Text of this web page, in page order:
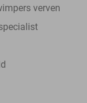
verven